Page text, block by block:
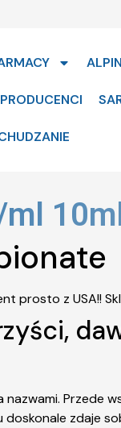
Przede
doskonale zdaje